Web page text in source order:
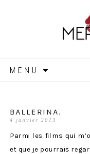
MENU
BALLERINA.
4 janvier 2013
Parmi les films qui
et que je pourrais